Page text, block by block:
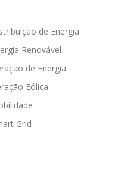
de Energia
Renovável
de Energia
Eólica
Grid